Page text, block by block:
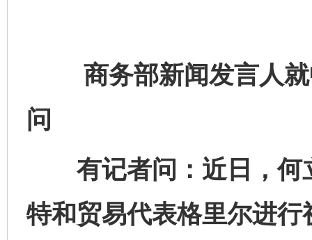
商务部新闻发言人就
问
有记者问：近日，何
特和贸易代表格里尔进